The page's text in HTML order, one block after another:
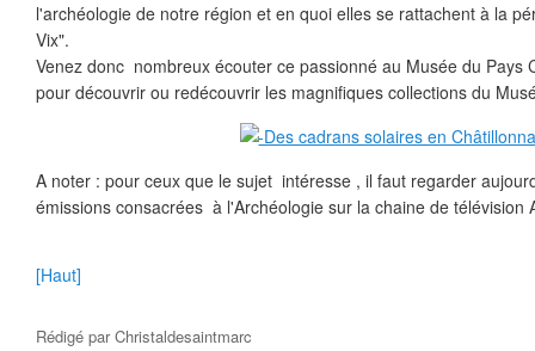
l'archéologie de notre région et en quoi elles se rattachent à la
Vix".
Venez donc nombreux écouter ce passionné au Musée du Pays
pour découvrir ou redécouvrir les magnifiques collections du
A noter : pour ceux que le sujet intéresse , il faut regarder
émissions consacrées à l'Archéologie sur la chaine de télévision
[Haut]
Rédigé parChristaldesaintmarc